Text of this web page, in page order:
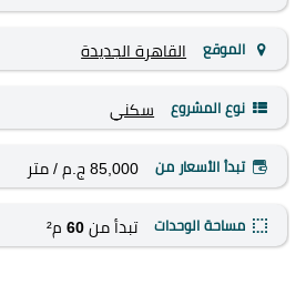
الموقع القاهرة الجديدة
نوع المشروع سكني
تبدأ الأسعار من 85,000 ج.م / متر
مساحة الوحدات تبدأ من 60م²